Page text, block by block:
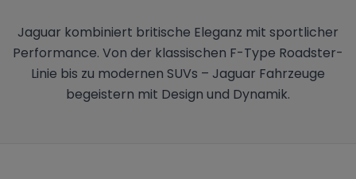
Range Rover Corvette
Jaguar kombiniert britische Eleganz mit sportlicher
Performance. Von der klassischen F-Type Roadster-
Linie bis zu modernen SUVs – Jaguar Fahrzeuge
begeistern mit Design und Dynamik.